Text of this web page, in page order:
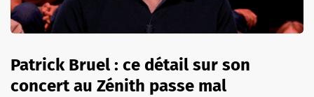
Patrick Bruel : ce détail sur son
concert au Zénith passe mal